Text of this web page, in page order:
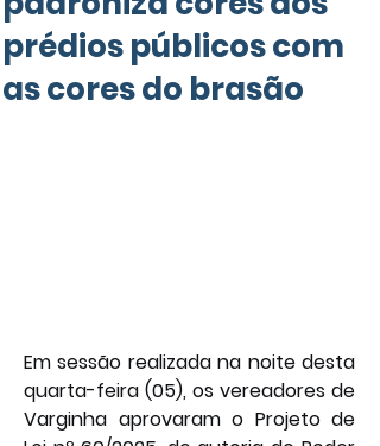
prédios públicos com
as cores do brasão
Em sessão realizada na noite desta
quarta-feira (05), os vereadores de
Varginha aprovaram o Projeto de